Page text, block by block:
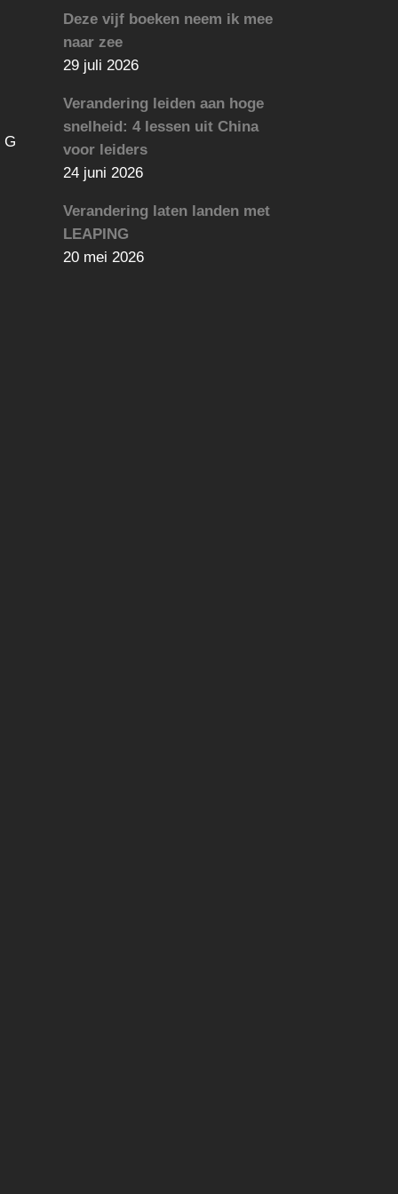
G
Deze vijf boeken neem ik mee
naar zee
29 juli 2026
Verandering leiden aan hoge
snelheid: 4 lessen uit China
voor leiders
24 juni 2026
Verandering laten landen met
LEAPING
20 mei 2026